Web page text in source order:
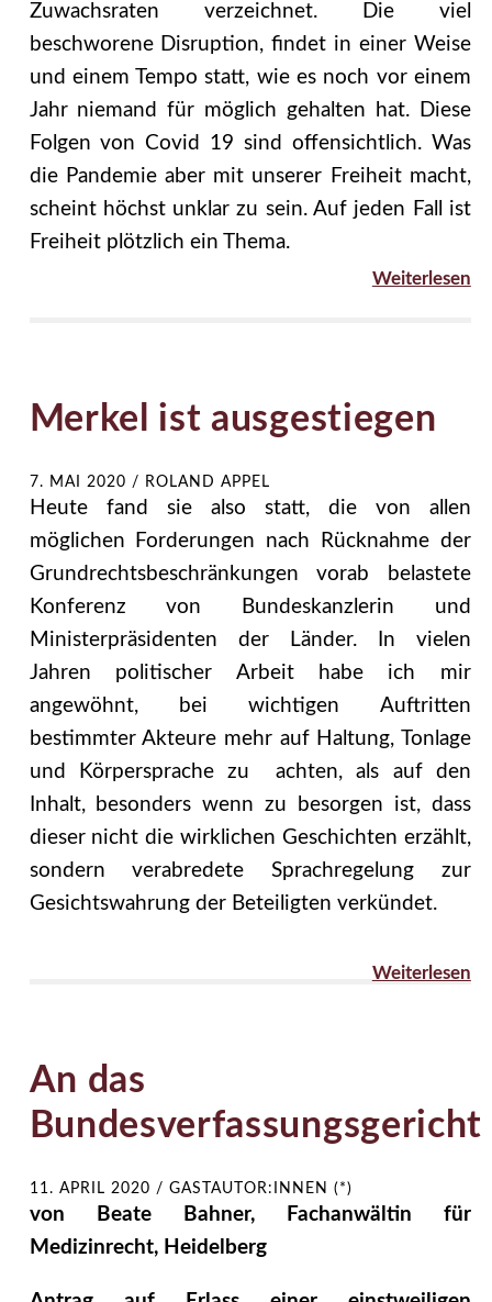
Zuwachsraten verzeichnet. Die viel
beschworene Disruption, findet in einer Weise
und einem Tempo statt, wie es noch vor einem
Jahr niemand für möglich gehalten hat. Diese
Folgen von Covid 19 sind offensichtlich. Was
die Pandemie aber mit unserer Freiheit macht,
scheint höchst unklar zu sein. Auf jeden Fall ist
Freiheit plötzlich ein Thema.
Weiterlesen
Merkel ist ausgestiegen
7. MAI 2020 / ROLAND APPEL
Heute fand sie also statt, die von allen
möglichen Forderungen nach Rücknahme der
Grundrechtsbeschränkungen vorab belastete
Konferenz von Bundeskanzlerin und
Ministerpräsidenten der Länder. In vielen
Jahren politischer Arbeit habe ich mir
angewöhnt, bei wichtigen Auftritten
bestimmter Akteure mehr auf Haltung, Tonlage
und Körpersprache zu achten, als auf den
Inhalt, besonders wenn zu besorgen ist, dass
dieser nicht die wirklichen Geschichten erzählt,
sondern verabredete Sprachregelung zur
Gesichtswahrung der Beteiligten verkündet.
Weiterlesen
An das
Bundesverfassungsgericht
11. APRIL 2020 / GASTAUTOR:INNEN (*)
von Beate Bahner, Fachanwältin für
Medizinrecht, Heidelberg